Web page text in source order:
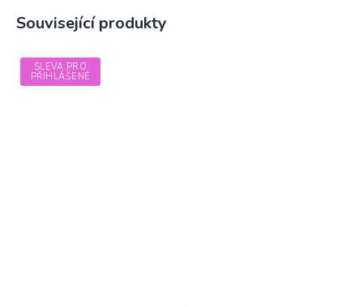
Související produkty
SLEVA PRO
PŘIHLÁŠENÉ